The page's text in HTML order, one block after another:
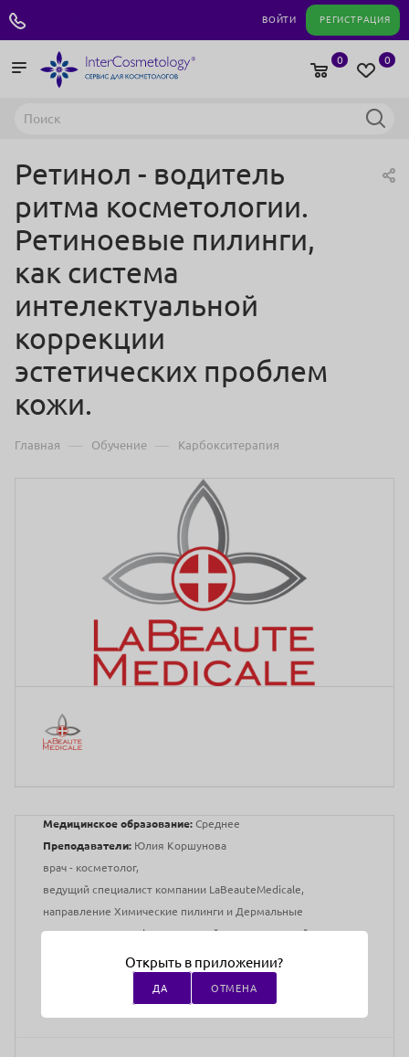
ВОЙТИ РЕГИСТРАЦИЯ
0
0
Ретинол - водитель
ритма косметологии.
Ретиноевые пилинги,
как система
интелектуальной
коррекции
эстетических проблем
кожи.
Главная — Обучение — Карбокситерапия
Медицинское образование: Среднее
Преподаватели: Юлия Коршунова
врач - косметолог,
ведущий специалист компании LaBeauteMedicale,
направление Химические пилинги и Дермальные
редуктанты, сертифицированный тренер, научный сотрудник
LaBeauteMedicale
Открыть в приложении?
ДА ОТМЕНА